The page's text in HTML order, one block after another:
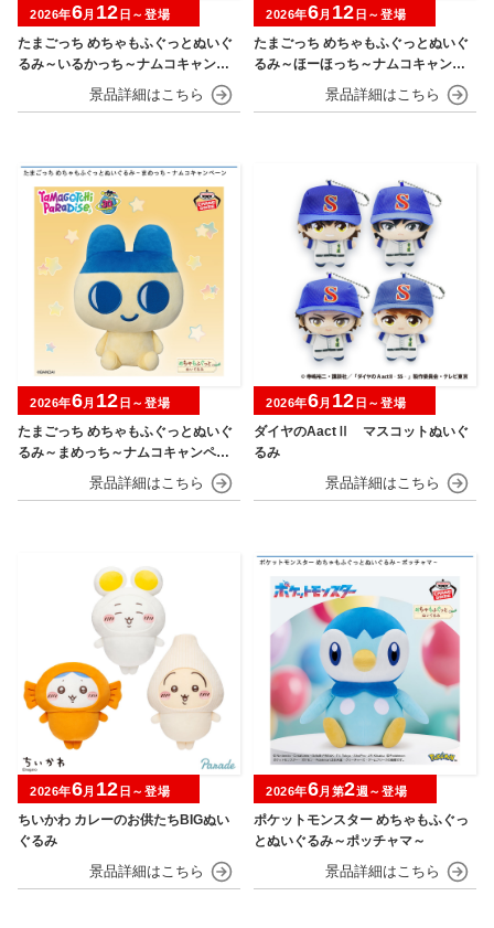
たまごっち めちゃもふぐっとぬいぐ
るみ～いるかっち～ナムコキャンペ
2026年6月 12 日～登場
たまごっち めちゃもふぐっとぬいぐ
るみ～ほーほっち～ナムコキャンペ
2026年6月 12 日～登場
たまごっち めちゃもふぐっとぬいぐ
るみ～まめっち～ナムコキャンペー
2026年6月 12 日～登場
ダイヤのAactⅡ マスコットぬいぐ
るみ
2026年6月 12 日～登場
ちいかわ カレーのお供たちBIGぬい
ぐるみ
2026年6月 12 日～登場
ポケットモンスター めちゃもふぐっ
とぬいぐるみ～ポッチャマ～
2026年6月第2週～登場